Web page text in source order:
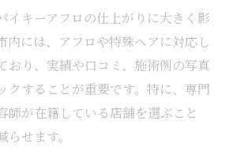
活用したおしゃれアフロの新提案
える地元発おしゃれアフロスタ
案で広がるスパイキーアフロの
イキーアフロの仕上がりに大きく影
内には、アフロや特殊ヘアに対応し
おり、実績や口コミ、施術例の写真
クすることが重要です。特に、専門
師が在籍している店舗を選ぶこと
せます。